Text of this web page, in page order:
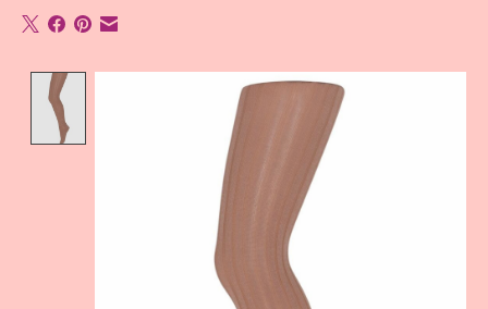
Product image slideshow Items